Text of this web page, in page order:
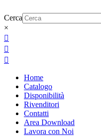
Cerca
×



Home
Catalogo
Disponibilità
Rivenditori
Contatti
Area Download
Lavora con Noi